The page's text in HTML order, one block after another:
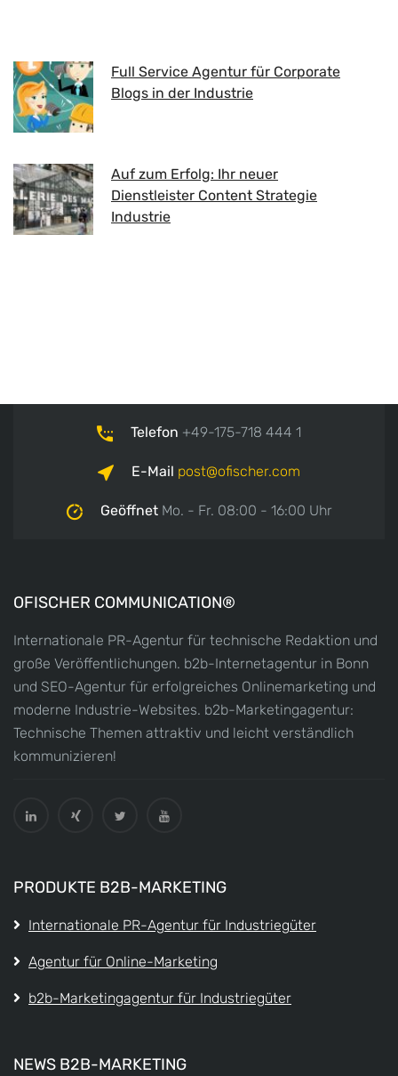
Full Service Agentur für Corporate
Blogs in der Industrie
Auf zum Erfolg: Ihr neuer
Dienstleister Content Strategie
Industrie
Telefon +49-175-718 444 1
E-Mail post ofischer.com
GeöffnetMo. - Fr. 08:00 - 16:00 Uhr
OFISCHER COMMUNICATION®
Internationale PR-Agentur für technische Redaktion und
große Veröffentlichungen. b2b-Internetagentur in Bonn
und SEO-Agentur für erfolgreiches Onlinemarketing und
moderne Industrie-Websites. b2b-Marketingagentur:
Technische Themen attraktiv und leicht verständlich
kommunizieren!
PRODUKTE B2B-MARKETING
Internationale PR-Agentur für Industriegüter
Agentur für Online-Marketing
b2b-Marketingagentur für Industriegüter
NEWS B2B-MARKETING